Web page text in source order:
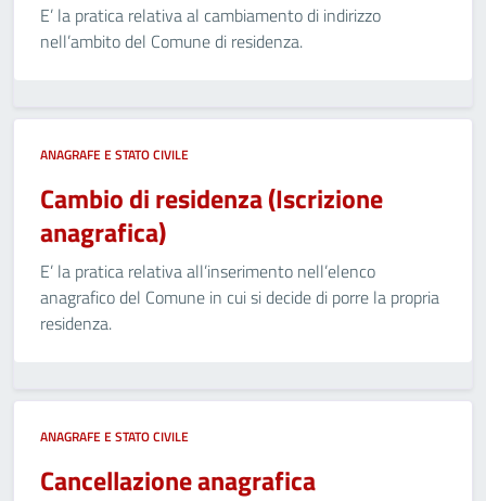
E’ la pratica relativa al cambiamento di indirizzo
nell’ambito del Comune di residenza.
ANAGRAFE E STATO CIVILE
Cambio di residenza (Iscrizione
anagrafica)
E’ la pratica relativa all’inserimento nell’elenco
anagrafico del Comune in cui si decide di porre la propria
residenza.
ANAGRAFE E STATO CIVILE
Cancellazione anagrafica